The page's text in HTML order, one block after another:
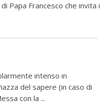
Papa Francesco che invita i
intenso in
del sapere (in caso di
con la ...